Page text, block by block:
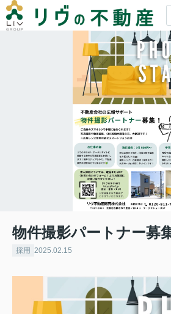
物件撮影パートナー募
採用 2025.02.15